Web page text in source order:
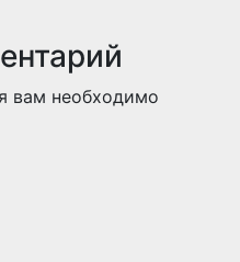
вам необходимо